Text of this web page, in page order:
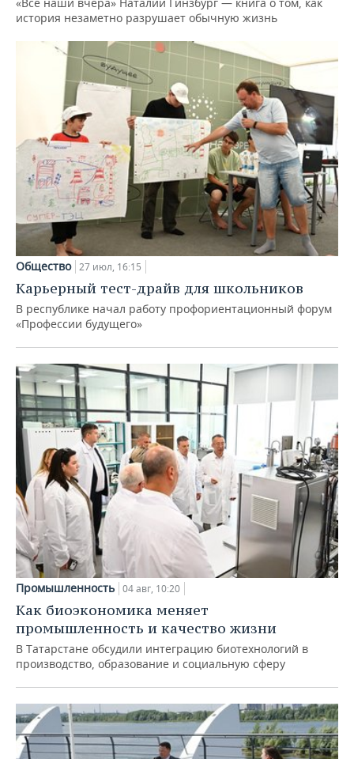
история незаметно разрушает обычную жизнь
Общество 27 июл, 16:15
Карьерный тест-драйв для школьников
В республике начал работу профориентационный форум
«Профессии будущего»
Промышленность 04 авг, 10:20
Как биоэкономика меняет
промышленность и качество жизни
В Татарстане обсудили интеграцию биотехнологий в
производство, образование и социальную сферу